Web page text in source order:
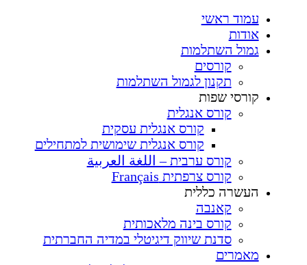
עמוד ראשי
אודות
גמול השתלמות
קורסים
תקנון לגמול השתלמות
קורסי שפות
קורס אנגלית
קורס אנגלית עסקית
קורס אנגלית שימושית למתחילים
קורס ערבית – اللغة العربية
קורס צרפתית Français
העשרה כללית
קאנבה
קורס בינה מלאכותית
סדנת שיווק דיגיטלי במדיה החברתית
מאמרים